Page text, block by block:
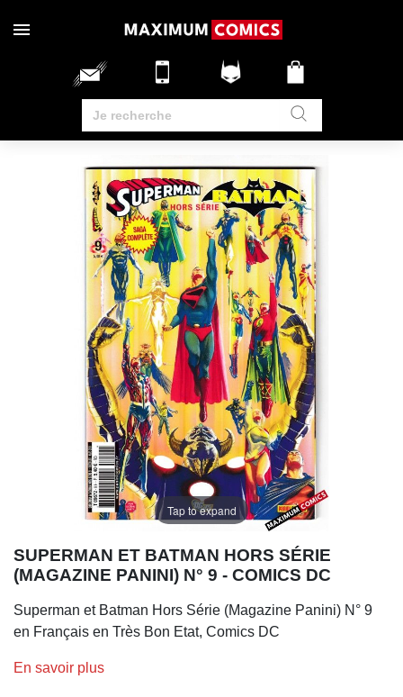
Tap to expand
SUPERMAN ET BATMAN HORS SÉRIE
(MAGAZINE PANINI) N° 9 - COMICS DC
Superman et Batman Hors Série (Magazine Panini) N° 9
en Français en Très Bon Etat, Comics DC
En savoir plus